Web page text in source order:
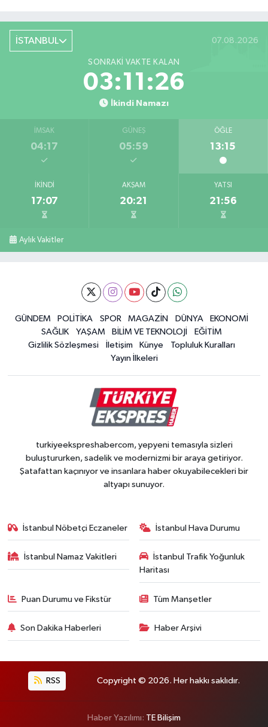
İSTANBUL 07.08.2026
SONRAKI VAKTE KALAN
03:11:26
İkindi Namazı
İMSAK
04:17
GÜNEŞ
05:59
ÖĞLE
13:15
İKINDI
17:07
AKŞAM
20:21
YATSI
21:56
Aylık Vakitler
GÜNDEM POLİTİKA SPOR MAGAZİN DÜNYA
EKONOMİ
SAĞLIK
YAŞAM BİLİM VE TEKNOLOJİ
EĞİTİM
Gizlilik Sözleşmesi
İletişim Künye
Topluluk Kuralları
Yayın İlkeleri
turkiyeekspreshabercom, yepyeni temasıyla sizleri
buluştururken, sadelik ve modernizmi bir araya getiriyor.
Şatafattan kaçınıyor ve insanlara haber okuyabilecekleri bir
altyapı sunuyor.
İstanbul Nöbetçi Eczaneler İstanbul Hava Durumu
İstanbul Namaz Vakitleri
İstanbul Trafik Yoğunluk
Haritası
Puan Durumu ve Fikstür Tüm Manşetler
Son Dakika Haberleri Haber Arşivi
RSS Copyright © 2026. Her hakkı saklıdır.
Haber Yazılımı: TE Bilişim